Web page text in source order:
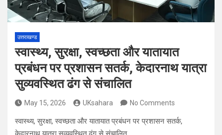
उत्तराखण्ड
स्वास्थ्य, सुरक्षा, स्वच्छता और यातायात
प्रबंधन पर प्रशासन सतर्क, केदारनाथ यात्रा
सुव्यवस्थित ढंग से संचालित
May 15, 2026 UKsahara No Comments
स्वास्थ्य, सुरक्षा, स्वच्छता और यातायात प्रबंधन पर प्रशासन सतर्क,